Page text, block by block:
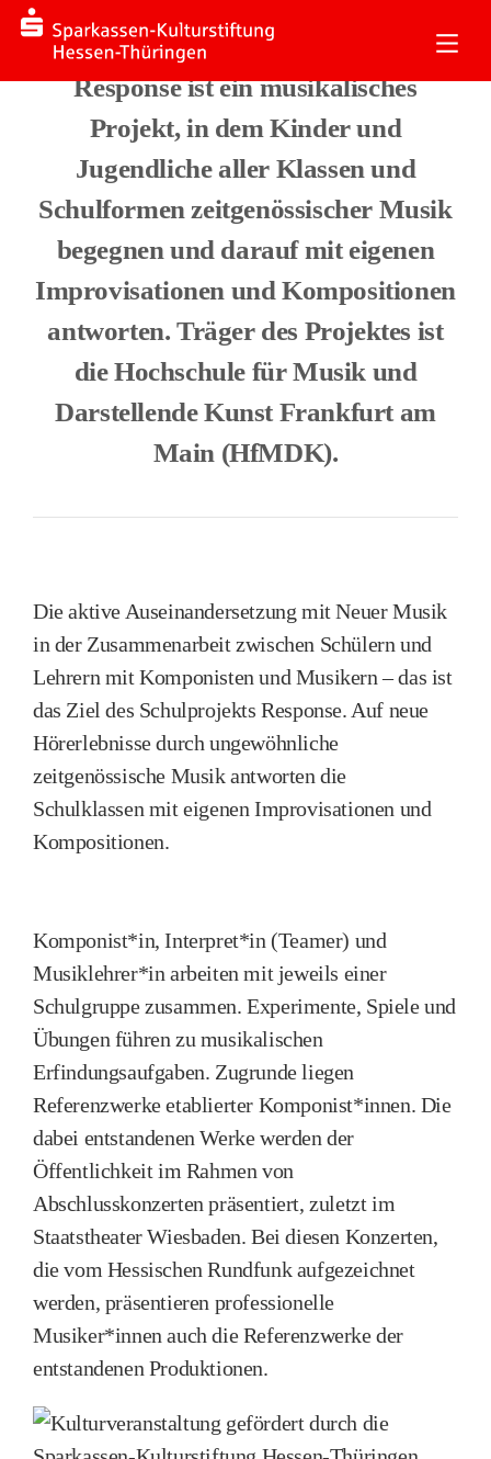
Response ist ein musikalisches
Projekt, in dem Kinder und
Jugendliche aller Klassen und
Schulformen zeitgenössischer Musik
begegnen und darauf mit eigenen
Improvisationen und Kompositionen
antworten. Träger des Projektes ist
die Hochschule für Musik und
Darstellende Kunst Frankfurt am
Main (HfMDK).
Die aktive Auseinandersetzung mit Neuer Musik
in der Zusammenarbeit zwischen Schülern und
Lehrern mit Komponisten und Musikern – das ist
das Ziel des Schulprojekts Response. Auf neue
Hörerlebnisse durch ungewöhnliche
zeitgenössische Musik antworten die
Schulklassen mit eigenen Improvisationen und
Kompositionen.
Komponist*in, Interpret*in (Teamer) und
Musiklehrer*in arbeiten mit jeweils einer
Schulgruppe zusammen. Experimente, Spiele und
Übungen führen zu musikalischen
Erfindungsaufgaben. Zugrunde liegen
Referenzwerke etablierter Komponist*innen. Die
dabei entstandenen Werke werden der
Öffentlichkeit im Rahmen von
Abschlusskonzerten präsentiert, zuletzt im
Staatstheater Wiesbaden. Bei diesen Konzerten,
die vom Hessischen Rundfunk aufgezeichnet
werden, präsentieren professionelle
Musiker*innen auch die Referenzwerke der
entstandenen Produktionen.